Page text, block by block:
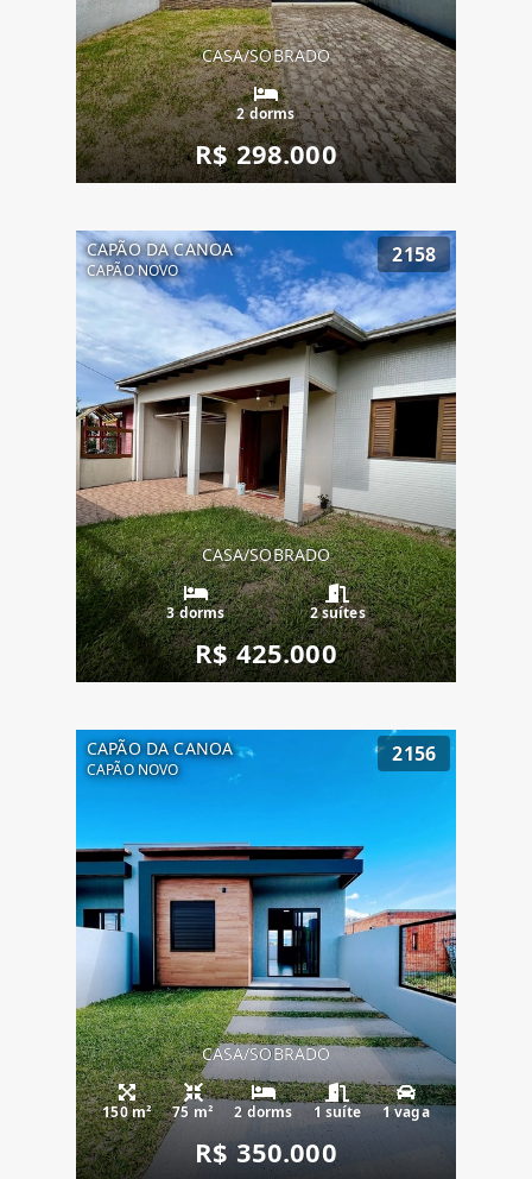
CASA/SOBRADO
2 dorms
R$ 298.000
CAPÃO DA CANOA
CAPÃO NOVO
2158
CASA/SOBRADO
3 dorms 2 suítes
R$ 425.000
CAPÃO DA CANOA
CAPÃO NOVO
2156
CASA/SOBRADO
150 m² 75 m² 2 dorms 1 suíte 1 vaga
R$ 350.000